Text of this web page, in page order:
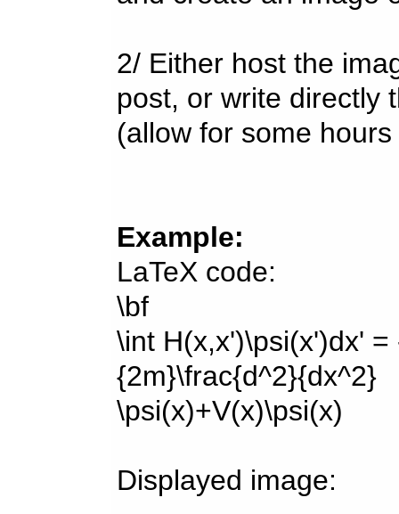
2/ Either host the
post, or write directly
(allow for some
Example:
LaTeX code:
\bf
\int H(x,x')\psi(x')dx'
{2m}\frac{d^2}{dx^2}
\psi(x)+V(x)\psi(x)
Displayed image: